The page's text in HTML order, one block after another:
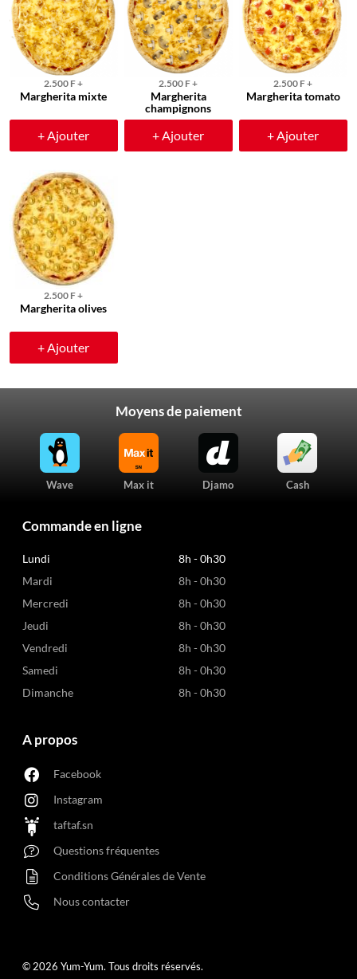
2.500 F +
Margherita mixte
+ Ajouter
2.500 F +
Margherita
champignons
+ Ajouter
2.500 F +
Margherita tomato
+ Ajouter
2.500 F +
Margherita olives
+ Ajouter
Moyens de paiement
Wave Max it Djamo Cash
Commande en ligne
Lundi
8h - 0h30
Mardi
8h - 0h30
Mercredi
8h - 0h30
Jeudi
8h - 0h30
Vendredi
8h - 0h30
Samedi
8h - 0h30
Dimanche
8h - 0h30
A propos
Facebook
Instagram
taftaf.sn
Questions fréquentes
Conditions Générales de Vente
Nous contacter
© 2026 Yum-Yum. Tous droits réservés.